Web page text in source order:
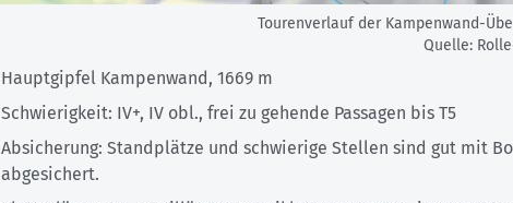
Tourenverlauf der Kampenwand-
Quelle:
Hauptgipfel Kampenwand, 1669 m
Schwierigkeit: IV+, IV obl., frei zu gehende Passagen bis T5
Absicherung: Standplätze und schwierige Stellen sind gut mit
abgesichert.